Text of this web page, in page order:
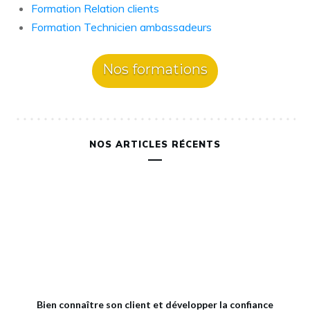
Formation Relation clients
Formation Technicien ambassadeurs
Nos formations
NOS ARTICLES RÉCENTS
Bien connaître son client et développer la confiance